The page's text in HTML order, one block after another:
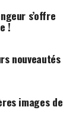
s’offre
!
nouveautés
images de